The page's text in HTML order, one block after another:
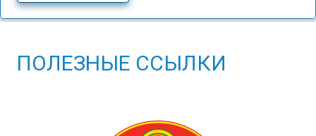
ПОЛЕЗНЫЕ ССЫЛКИ